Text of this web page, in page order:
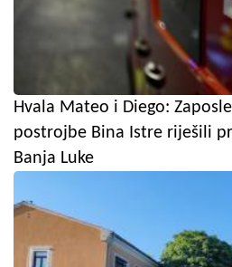
Hvala Mateo i Diego:
postrojbe Bina Istre riješili
Banja Luke